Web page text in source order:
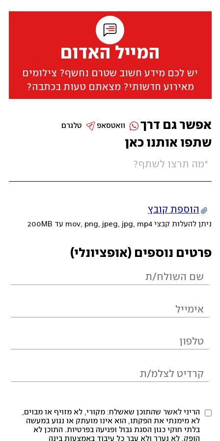
המייל האדום
יש לכם מידע חשוב שטרם נחשף? צילומים
מאירוע חדשותי? מצאתם טעות בכתבה?
שתפו אותנו כאן
הוספת קובץ
ניתן להעלות קבצי mov, png, jpeg, jpg, mp4 עד 200MB
פרטים נוספים (אופציונלי)
הריני לאשר שהתוכן שאשלח: מקורי, לא מזויף או מבוים,
לא מימנתי את הפקתו, הוא אינו מועתק או נגוע במעשה
בלתי חוקי כגון הסגת גבול ופגיעה בפרטיות. התוכן לא
הופק, לא נערך ולא עבר כל עיבוד באמצעות בינה
אפשר גם דרך טלגרם וואטסאפ